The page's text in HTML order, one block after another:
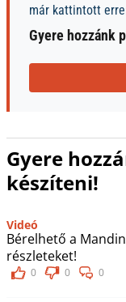
már kattintott
Gyere hozzánk
Gyere
készíteni!
Videó
Bérelhető a
részleteket!
0 0 0